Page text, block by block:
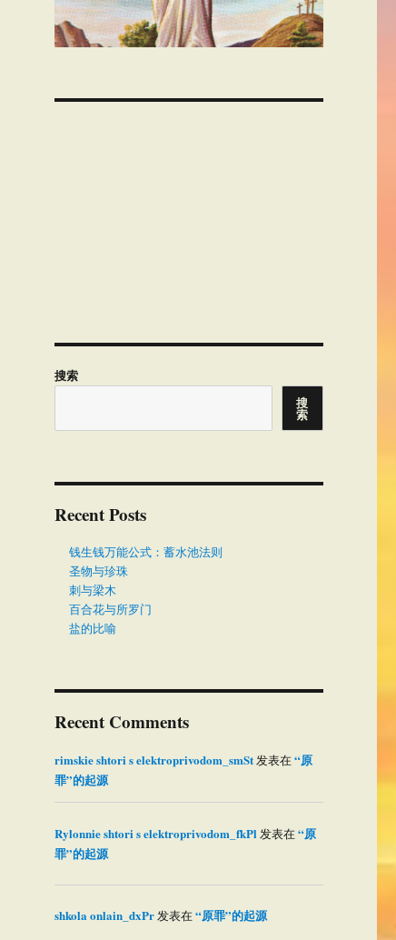
搜索
搜
索
Recent Posts
钱生钱万能公式：蓄水池法则
圣物与珍珠
刺与梁木
百合花与所罗门
盐的比喻
Recent Comments
rimskie shtori s elektroprivodom_smSt发表在“原
罪”的起源
Rylonnie shtori s elektroprivodom_fkPl发表在“原
罪”的起源
shkola onlain_dxPr发表在“原罪”的起源